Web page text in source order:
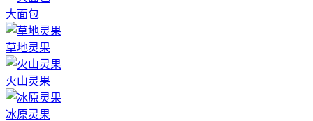
大面包
草地灵果
火山灵果
冰原灵果